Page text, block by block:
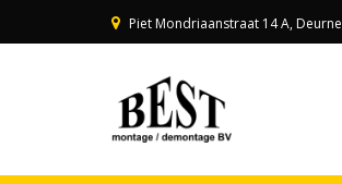
Piet Mondriaanstraat 14 A, Deurne